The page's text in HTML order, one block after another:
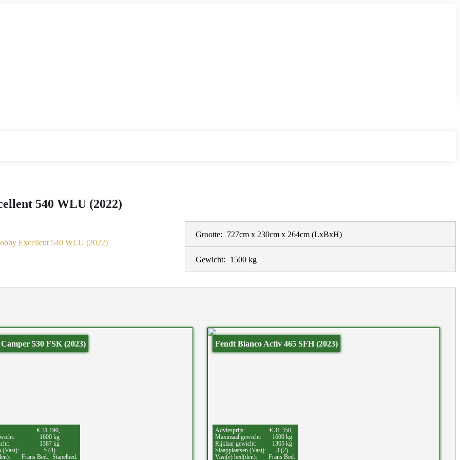
540 WLU (2022)
Grootte: 727cm x 230cm x 264cm(LxBxH)
Gewicht: 1500 kg
530 FSK (2023)
€ 31.190,-
1600 kg
1387 kg
(Vast):
5 (4)
Frans Bed.,
Stapelbed.
Fendt Bianco Activ 465 SFH (2023)
Adviesprijs:
€ 31.350,-
Maximaal gewicht:
1600 kg
Rijklaar gewicht:
1365 kg
Slaapplaatsen (Vast):
3 (2)
Vast(e) bed(den):
Frans Bed.